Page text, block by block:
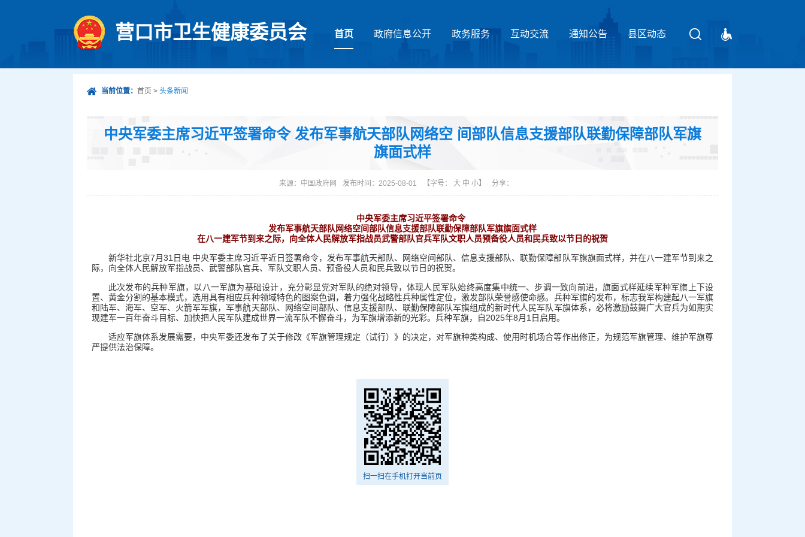
营口市卫生健康委员会 首页 政府信息公开 政务服务 互动交流 通知公告 县区动态
请输入关键字
当前位置： 首页 > 头条新闻
中央军委主席习近平签署命令 发布军事航天部队网络空 间部队信息支援部队联勤保障部队军旗
旗面式样
来源： 中国政府网 发布时间：2025-08-01 【字号： 大 中 小】 分享：
中央军委主席习近平签署命令
发布军事航天部队网络空间部队信息支援部队联勤保障部队军旗旗面式样
在八一建军节到来之际，向全体人民解放军指战员武警部队官兵军队文职人员预备役人员和民兵致以节日的祝贺
新华社北京7月31日电 中央军委主席习近平近日签署命令，发布军事航天部队、网络空间部队、信息支援部队、联勤保障部队军旗旗面式样，并在八一建军节到来之
际，向全体人民解放军指战员、武警部队官兵、军队文职人员、预备役人员和民兵致以节日的祝贺。
此次发布的兵种军旗，以八一军旗为基础设计，充分彰显党对军队的绝对领导，体现人民军队始终高度集中统一、步调一致向前进，旗面式样延续军种军旗上下设
置、黄金分割的基本模式，选用具有相应兵种领域特色的图案色调，着力强化战略性兵种属性定位，激发部队荣誉感使命感。兵种军旗的发布，标志我军构建起八一军旗
和陆军、海军、空军、火箭军军旗，军事航天部队、网络空间部队、信息支援部队、联勤保障部队军旗组成的新时代人民军队军旗体系，必将激励鼓舞广大官兵为如期实
现建军一百年奋斗目标、加快把人民军队建成世界一流军队不懈奋斗，为军旗增添新的光彩。兵种军旗，自2025年8月1日启用。
适应军旗体系发展需要，中央军委还发布了关于修改《军旗管理规定（试行）》的决定，对军旗种类构成、使用时机场合等作出修正，为规范军旗管理、维护军旗尊
严提供法治保障。
扫一扫在手机打开当前页